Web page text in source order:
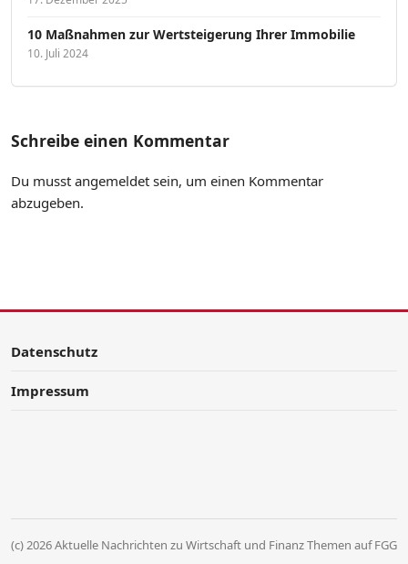
10 Maßnahmen zur Wertsteigerung Ihrer Immobilie
10. Juli 2024
Schreibe einen Kommentar
Du musst angemeldet sein, um einen Kommentar
abzugeben.
Datenschutz
Impressum
(c) 2026 Aktuelle Nachrichten zu Wirtschaft und Finanz Themen auf FGG